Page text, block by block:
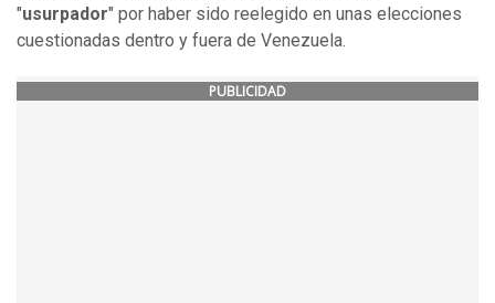
"usurpador" por haber sido reelegido en unas elecciones
cuestionadas dentro y fuera de Venezuela.
PUBLICIDAD